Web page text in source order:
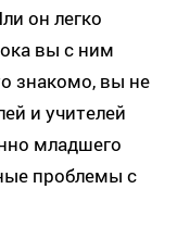
он легко
вы с ним
знакомо, вы не
и учителей
младшего
проблемы с